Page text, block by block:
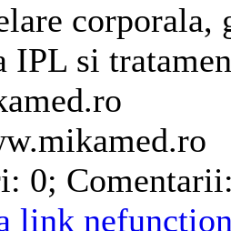
corporala,
IPL si
0;
link